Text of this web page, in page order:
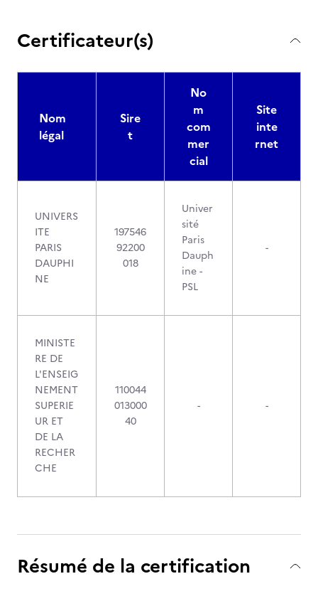
Certificateur(s)
Nom
légal
Sire
t
No
m
com
mer
cial
Site
inte
rnet
UNIVERS
ITE
PARIS
DAUPHI
NE
197546
92200
018
Univer
sité
Paris
Dauph
ine -
PSL
-
MINISTE
RE DE
L'ENSEIG
NEMENT
SUPERIE
UR ET
DE LA
RECHER
CHE
110044
013000
40
- -
Résumé de la certification